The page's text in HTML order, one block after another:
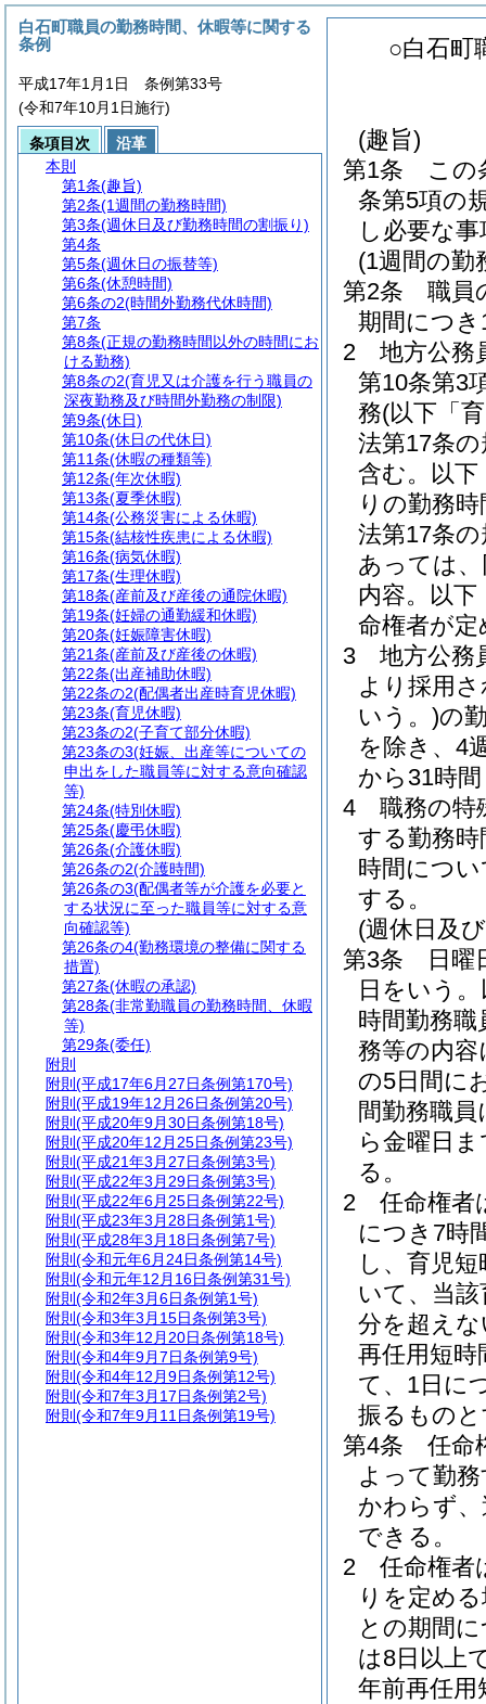
○白石町
(趣旨)
第1条
この
条第5項の
し必要な
(1週間の勤
第2条
職員
期間につ
2
地方公務
第10条第3
務(以下「
法第17条
含む。以下
りの勤務
法第17条
あっては
内容。以
命権者が定
3
地方公務
より採用
いう。)の
を除き、4
から31時
4
職務の特
する勤務
時間につ
する。
(週休日及
第3条
日曜
日をいう
時間勤務
務等の内
の5日間に
間勤務職
ら金曜日
る。
2
任命権者
につき7時
し、育児
いて、当
分を超え
再任用短
て、1日に
振るもの
第4条
任命
よって勤
かわらず
できる。
2
任命権者
りを定め
との期間
は8日以上
年前再任用
白石町職員の勤務時間、休暇等に関する
条例
平成17年1月1日 条例第33号
(令和7年10月1日施行)
条項目次
沿革
本則
第1条(趣旨)
第2条(1週間の勤務時間)
第3条(週休日及び勤務時間の割振り)
第4条
第5条(週休日の振替等)
第6条(休憩時間)
第6条の2(時間外勤務代休時間)
第7条
第8条(正規の勤務時間以外の時間にお
ける勤務)
第8条の2(育児又は介護を行う職員の
深夜勤務及び時間外勤務の制限)
第9条(休日)
第10条(休日の代休日)
第11条(休暇の種類等)
第12条(年次休暇)
第13条(夏季休暇)
第14条(公務災害による休暇)
第15条(結核性疾患による休暇)
第16条(病気休暇)
第17条(生理休暇)
第18条(産前及び産後の通院休暇)
第19条(妊婦の通勤緩和休暇)
第20条(妊娠障害休暇)
第21条(産前及び産後の休暇)
第22条(出産補助休暇)
第22条の2(配偶者出産時育児休暇)
第23条(育児休暇)
第23条の2(子育て部分休暇)
第23条の3(妊娠、出産等についての
申出をした職員等に対する意向確認
等)
第24条(特別休暇)
第25条(慶弔休暇)
第26条(介護休暇)
第26条の2(介護時間)
第26条の3(配偶者等が介護を必要と
する状況に至った職員等に対する意
向確認等)
第26条の4(勤務環境の整備に関する
措置)
第27条(休暇の承認)
第28条(非常勤職員の勤務時間、休暇
等)
第29条(委任)
附則
附則 (平成17年6月27日条例第170号)
附則 (平成19年12月26日条例第20号)
附則 (平成20年9月30日条例第18号)
附則 (平成20年12月25日条例第23号)
附則 (平成21年3月27日条例第3号)
附則 (平成22年3月29日条例第3号)
附則 (平成22年6月25日条例第22号)
附則 (平成23年3月28日条例第1号)
附則 (平成28年3月18日条例第7号)
附則 (令和元年6月24日条例第14号)
附則 (令和元年12月16日条例第31号)
附則 (令和2年3月6日条例第1号)
附則 (令和3年3月15日条例第3号)
附則 (令和3年12月20日条例第18号)
附則 (令和4年9月7日条例第9号)
附則 (令和4年12月9日条例第12号)
附則 (令和7年3月17日条例第2号)
附則 (令和7年9月11日条例第19号)